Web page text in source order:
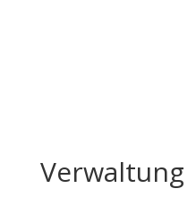
Verwaltung